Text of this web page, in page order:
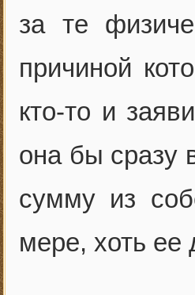
за те
причиной
кто-то и
она бы сразу
сумму из
мере, хоть ее